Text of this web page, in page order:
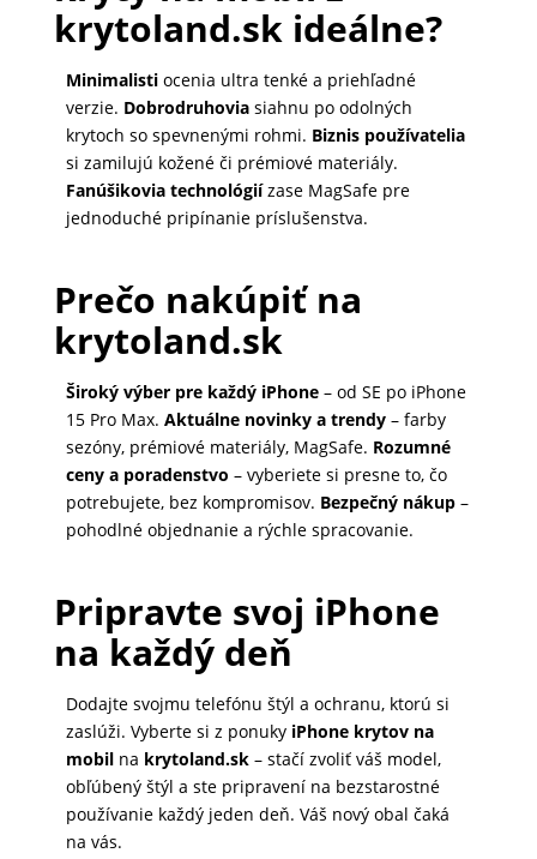
krytoland.sk ideálne?
Minimalistiocenia ultra tenké a priehľadné
verzie. Dobrodruhoviasiahnu po odolných
krytoch so spevnenými rohmi. Biznis používatelia
si zamilujú kožené či prémiové materiály.
Fanúšikovia technológiízase MagSafe pre
jednoduché pripínanie príslušenstva.
Prečo nakúpiť na
krytoland.sk
Široký výber pre každý iPhone– od SE po iPhone
15 Pro Max. Aktuálne novinky a trendy– farby
sezóny, prémiové materiály, MagSafe. Rozumné
ceny a poradenstvo – vyberiete si presne to, čo
potrebujete, bez kompromisov. Bezpečný nákup–
pohodlné objednanie a rýchle spracovanie.
Pripravte svoj iPhone
na každý deň
Dodajte svojmu telefónu štýl a ochranu, ktorú si
zaslúži. Vyberte si z ponuky iPhone krytov na
mobilna krytoland.sk– stačí zvoliť váš model,
obľúbený štýl a ste pripravení na bezstarostné
používanie každý jeden deň. Váš nový obal čaká
na vás.